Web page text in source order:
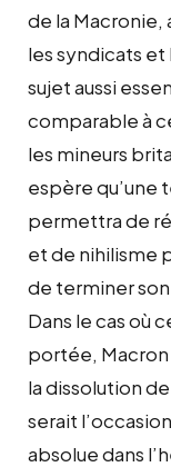
de la Macronie,
les syndicats et
sujet aussi
comparable à
les mineurs
espère qu’une
permettra de
et de nihilisme
de terminer
Dans le cas où
portée, Macron
la dissolution
serait
absolue dans